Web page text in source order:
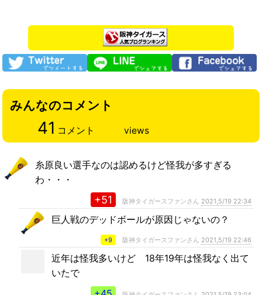
みんなのコメント
41 コメント views
糸原良い選手なのは認めるけど怪我が多すぎる
わ・・・
+51 阪神タイガースファンさん 2021,5/19 22:34
巨人戦のデッドボールが原因じゃないの？
+9 阪神タイガースファンさん 2021,5/19 22:46
近年は怪我多いけど 18年19年は怪我なく出て
いたで